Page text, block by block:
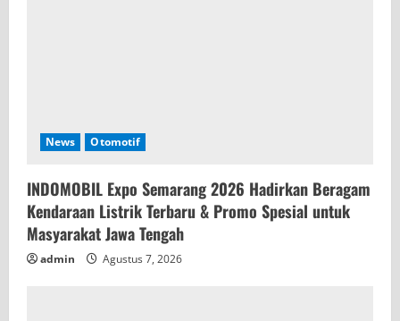
News Otomotif
INDOMOBIL Expo Semarang 2026 Hadirkan Beragam
Kendaraan Listrik Terbaru & Promo Spesial untuk
Masyarakat Jawa Tengah
admin Agustus 7, 2026